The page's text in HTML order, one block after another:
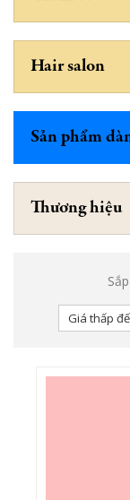
Hair salon
Sản phẩm
Thương hiệu
Giá thấp